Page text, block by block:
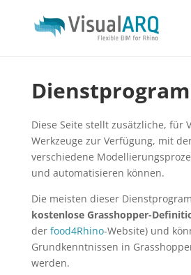
Diese Seite stellt zusätzliche, für
Werkzeuge zur Verfügung, mit
verschiedene
und automatisieren können.
Die meisten dieser
kostenlose Grasshopper-
der food4Rhino-Website) und
Grundkenntnissen in
werden.